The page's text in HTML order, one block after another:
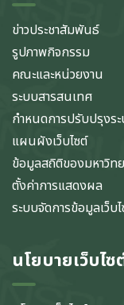
ข่าวประชาสัมพันธ์
รูปภาพกิจกรรม
คณะและหน่วยงาน
ระบบสารสนเทศ
กำหนดการปรับปรุงร
แผนผังเว็บไซต์
ข้อมูลสถิติของมหาวิท
ตั้งค่าการแสดงผล
ระบบจัดการข้อมูลเว็บ
นโยบายเว็บไซ